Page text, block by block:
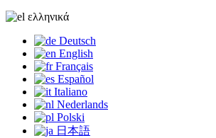
ελληνικά
Deutsch
English
Français
Español
Italiano
Nederlands
Polski
日本語